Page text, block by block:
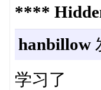
****
hanbillow
学习了